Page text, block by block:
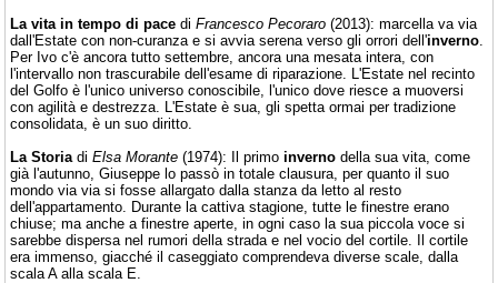
La vita in tempo di pace di Francesco Pecoraro (2013): marcella va via
dall'Estate con non-curanza e si avvia serena verso gli orrori dell'inverno
Per Ivo c'è ancora tutto settembre, ancora una mesata intera, con
l'intervallo non trascurabile dell'esame di riparazione. L'Estate nel recinto
del Golfo è l'unico universo conoscibile, l'unico dove riesce a muoversi
con agilità e destrezza. L'Estate è sua, gli spetta ormai per tradizione
consolidata, è un suo diritto.
La Storia di Elsa Morante (1974): Il primo inverno della sua vita, come
già l'autunno, Giuseppe lo passò in totale clausura, per quanto il suo
mondo via via si fosse allargato dalla stanza da letto al resto
dell'appartamento. Durante la cattiva stagione, tutte le finestre erano
chiuse; ma anche a finestre aperte, in ogni caso la sua piccola voce si
sarebbe dispersa nel rumori della strada e nel vocio del cortile. Il cortile
era immenso, giacché il caseggiato comprendeva diverse scale, dalla
scala A alla scala E.